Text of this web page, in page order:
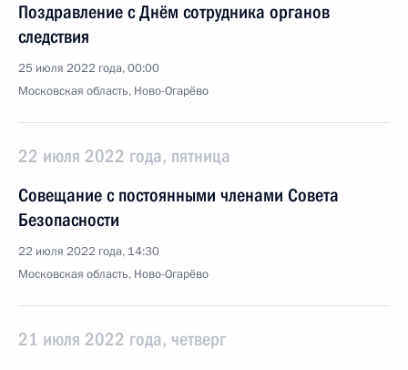
Поздравление с Днём сотрудника органов
следствия
25 июля 2022 года, 00:00
Московская область, Ново-Огарёво
22 июля 2022 года, пятница
Совещание с постоянными членами Совета
Безопасности
22 июля 2022 года, 14:30
Московская область, Ново-Огарёво
21 июля 2022 года, четверг